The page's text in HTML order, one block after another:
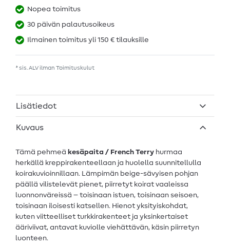
Nopea toimitus
30 päivän palautusoikeus
Ilmainen toimitus yli 150 € tilauksille
* sis. ALV ilman Toimituskulut
Lisätiedot
Kuvaus
Tämä pehmeä kesäpaita / French Terry hurmaa
herkällä kreppirakenteellaan ja huolella suunnitellulla
koirakuvioinnillaan. Lämpimän beige-sävyisen pohjan
päällä vilistelevät pienet, piirretyt koirat vaaleissa
luonnonväreissä – toisinaan istuen, toisinaan seisoen,
toisinaan iloisesti katsellen. Hienot yksityiskohdat,
kuten viitteelliset turkkirakenteet ja yksinkertaiset
ääriviivat, antavat kuviolle viehättävän, käsin piirretyn
luonteen.